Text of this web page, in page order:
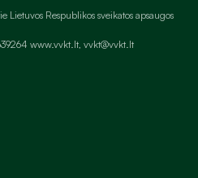
Lietuvos Respublikos sveikatos apsaugos
www.vvkt.lt, vvkt@vvkt.lt